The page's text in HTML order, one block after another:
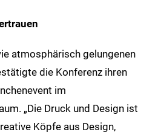
atmosphärisch gelungenen
die Konferenz ihren
im
„Die Druck und Design ist
Köpfe aus Design,